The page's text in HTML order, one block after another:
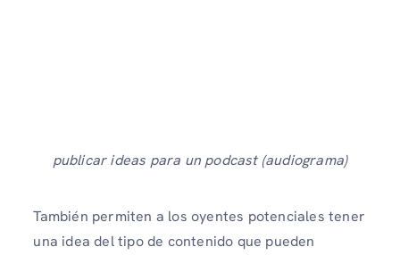
publicar ideas para un podcast (audiograma)
También permiten a los oyentes potenciales tener
una idea del tipo de contenido que pueden